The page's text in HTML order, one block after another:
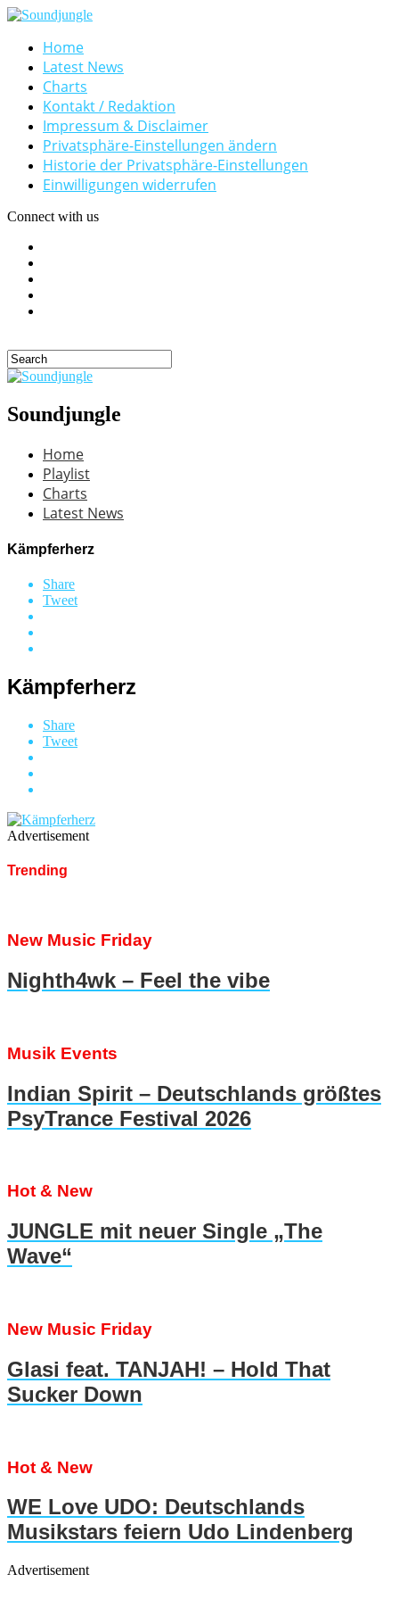
Home
Latest News
Charts
Kontakt / Redaktion
Impressum & Disclaimer
Privatsphäre-Einstellungen ändern
Historie der Privatsphäre-Einstellungen
Einwilligungen widerrufen
Connect with us
Soundjungle
Home
Playlist
Charts
Latest News
Kämpferherz
Share
Tweet
Kämpferherz
Share
Tweet
Advertisement
Trending
New Music Friday
Nighth4wk – Feel the vibe
Musik Events
Indian Spirit – Deutschlands größtes
PsyTrance Festival 2026
Hot & New
JUNGLE mit neuer Single „The
Wave“
New Music Friday
Glasi feat. TANJAH! – Hold That
Sucker Down
Hot & New
WE Love UDO: Deutschlands
Musikstars feiern Udo Lindenberg
Advertisement